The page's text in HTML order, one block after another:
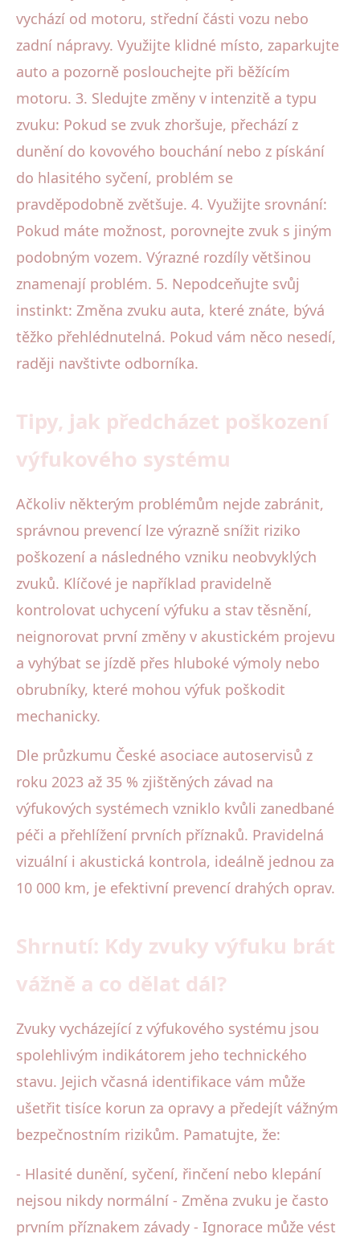
vychází od motoru, střední části vozu nebo
zadní nápravy. Využijte klidné místo, zaparkujte
auto a pozorně poslouchejte při běžícím
motoru. 3. Sledujte změny v intenzitě a typu
zvuku: Pokud se zvuk zhoršuje, přechází z
dunění do kovového bouchání nebo z pískání
do hlasitého syčení, problém se
pravděpodobně zvětšuje. 4. Využijte srovnání:
Pokud máte možnost, porovnejte zvuk s jiným
podobným vozem. Výrazné rozdíly většinou
znamenají problém. 5. Nepodceňujte svůj
instinkt: Změna zvuku auta, které znáte, bývá
těžko přehlédnutelná. Pokud vám něco nesedí,
raději navštivte odborníka.
Tipy, jak předcházet poškození
výfukového systému
Ačkoliv některým problémům nejde zabránit,
správnou prevencí lze výrazně snížit riziko
poškození a následného vzniku neobvyklých
zvuků. Klíčové je například pravidelně
kontrolovat uchycení výfuku a stav těsnění,
neignorovat první změny v akustickém projevu
a vyhýbat se jízdě přes hluboké výmoly nebo
obrubníky, které mohou výfuk poškodit
mechanicky.
Dle průzkumu České asociace autoservisů z
roku 2023 až 35 % zjištěných závad na
výfukových systémech vzniklo kvůli zanedbané
péči a přehlížení prvních příznaků. Pravidelná
vizuální i akustická kontrola, ideálně jednou za
10 000 km, je efektivní prevencí drahých oprav.
Shrnutí: Kdy zvuky výfuku brát
vážně a co dělat dál?
Zvuky vycházející z výfukového systému jsou
spolehlivým indikátorem jeho technického
stavu. Jejich včasná identifikace vám může
ušetřit tisíce korun za opravy a předejít vážným
bezpečnostním rizikům. Pamatujte, že:
- Hlasité dunění, syčení, řinčení nebo klepání
nejsou nikdy normální - Změna zvuku je často
prvním příznakem závady - Ignorace může vést